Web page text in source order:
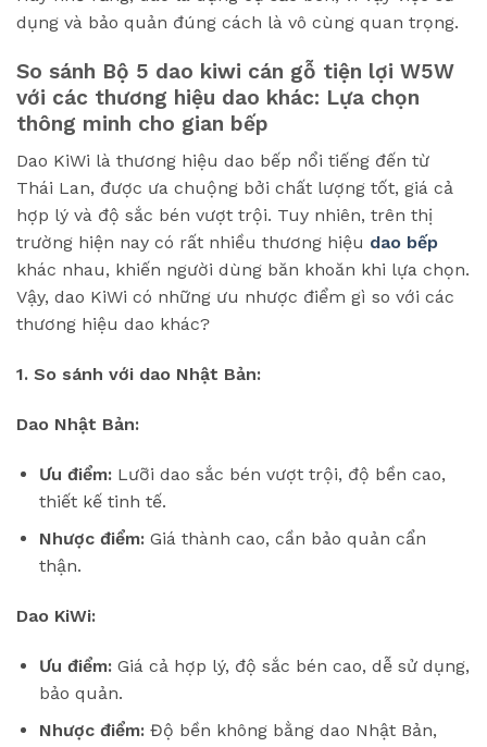
dụng và bảo quản đúng cách là vô cùng quan trọng.
So sánh Bộ 5 dao kiwi cán gỗ tiện lợi W5W
với các thương hiệu dao khác: Lựa chọn
thông minh cho gian bếp
Dao KiWi là thương hiệu dao bếp nổi tiếng đến từ
Thái Lan, được ưa chuộng bởi chất lượng tốt, giá cả
hợp lý và độ sắc bén vượt trội. Tuy nhiên, trên thị
trường hiện nay có rất nhiều thương hiệu dao bếp
khác nhau, khiến người dùng băn khoăn khi lựa chọn.
Vậy, dao KiWi có những ưu nhược điểm gì so với các
thương hiệu dao khác?
1. So sánh với dao Nhật Bản:
Dao Nhật Bản:
Ưu điểm:Lưỡi dao sắc bén vượt trội, độ bền cao,
thiết kế tinh tế.
Nhược điểm:Giá thành cao, cần bảo quản cẩn
thận.
Dao KiWi:
Ưu điểm:Giá cả hợp lý, độ sắc bén cao, dễ sử dụng,
bảo quản.
Nhược điểm:Độ bền không bằng dao Nhật Bản,